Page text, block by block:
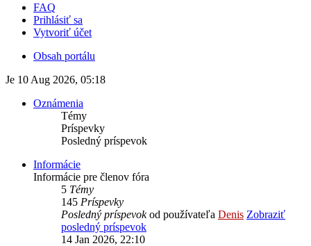
FAQ
Prihlásiť sa
Vytvoriť účet
Obsah portálu
Je 10 Aug 2026, 05:18
Oznámenia
Témy
Príspevky
Posledný príspevok
Informácie
Informácie pre členov fóra
5 Témy
145 Príspevky
Posledný príspevokod používateľa Denis Zobraziť
posledný príspevok
14 Jan 2026, 22:10